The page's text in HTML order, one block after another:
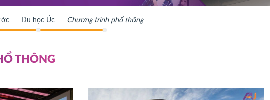
Du học Úc Chương trình phổ thông
THÔNG